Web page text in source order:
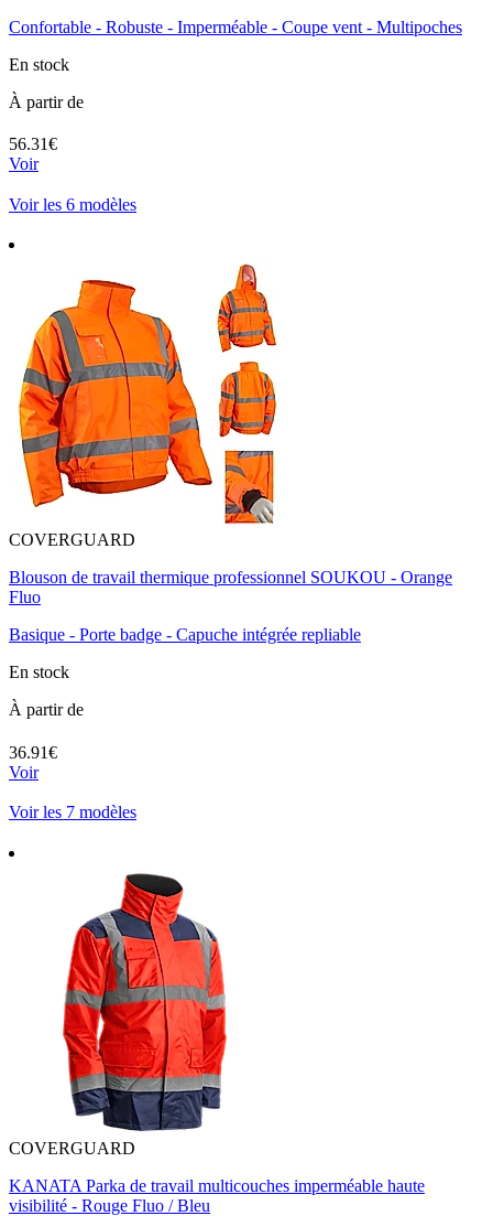
Confortable - Robuste - Imperméable - Coupe vent - Multipoches
En stock
À partir de
56.31€
Voir
Voir les 6 modèles
COVERGUARD
Blouson de travail thermique professionnel SOUKOU - Orange
Fluo
Basique - Porte badge - Capuche intégrée repliable
En stock
À partir de
36.91€
Voir
Voir les 7 modèles
COVERGUARD
KANATA Parka de travail multicouches imperméable haute
visibilité - Rouge Fluo / Bleu